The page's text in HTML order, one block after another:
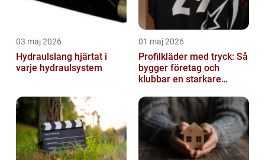
03 maj 2026
Hydraulslang hjärtat i
varje hydraulsystem
01 maj 2026
Profilkläder med tryck: Så
bygger företag och
klubbar en starkare